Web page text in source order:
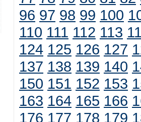
96 97 98 99 100
110 111 112 113
124 125 126 127
137 138 139 140
150 151 152 153
163 164 165 166
176 177 178 179